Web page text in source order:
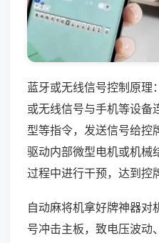
蓝牙或无线信号控制原理
或无线信号与手机等设备
型等指令，发送信号给控
驱动内部微型电机或机械
过程中进行干预，达到控
自动麻将机拿好牌神器对
号冲击主板，致电压波动